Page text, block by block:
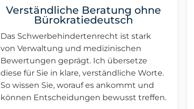
Verständliche Beratung ohne
Bürokratiedeutsch
Das Schwerbehindertenrecht ist stark
von Verwaltung und medizinischen
Bewertungen geprägt. Ich übersetze
diese für Sie in klare, verständliche Worte.
So wissen Sie, worauf es ankommt und
können Entscheidungen bewusst treffen.